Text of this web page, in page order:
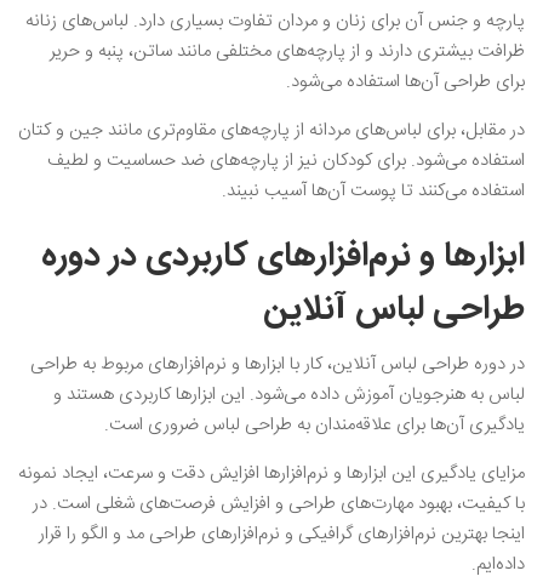
پارچه و جنس آن برای زنان و مردان تفاوت بسیاری دارد. لباس‌های زنانه
ظرافت بیشتری دارند و از پارچه‌های مختلفی مانند ساتن، پنبه و حریر
برای طراحی آن‌ها استفاده می‌شود.
در مقابل، برای لباس‌های مردانه از پارچه‌های مقاوم‌تری مانند جین و کتان
استفاده می‌شود. برای کودکان نیز از پارچه‌های ضد حساسیت و لطیف
استفاده می‌کنند تا پوست آن‌ها آسیب نبیند.
ابزارها و نرم‌افزار‌های کاربردی در دوره
طراحی لباس آنلاین
در دوره طراحی لباس آنلاین، کار با ابزارها و نرم‌افزار‌های مربوط به طراحی
لباس به هنرجویان آموزش داده می‌شود. این ابزارها کاربردی هستند و
یادگیری آن‌ها برای علاقه‌مندان به طراحی لباس ضروری است.
مزایای یادگیری این ابزارها و نرم‌افزار‌ها افزایش دقت و سرعت، ایجاد نمونه
با کیفیت، بهبود مهارت‌های طراحی و افزایش فرصت‌های شغلی است. در
اینجا بهترین نرم‌افزار‌های گرافیکی و نرم‌افزارهای طراحی مد و الگو را قرار
داده‌ایم.